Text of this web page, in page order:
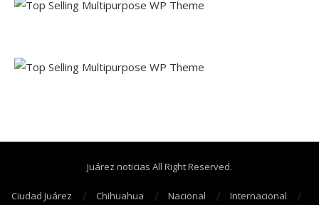
Juárez noticias All Right Reserved.
Ciudad Juárez Chihuahua Nacional Internacional